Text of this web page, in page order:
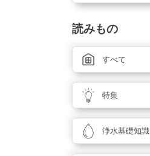
読みもの
すべて
特集
浄水基礎知識